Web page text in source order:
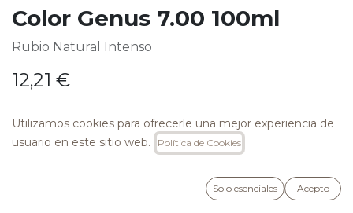
Color Genus 7.00 100ml
Rubio Natural Intenso
12,21 €
AÑADIR A LA CESTA
Utilizamos cookies para ofrecerle una mejor experiencia de
usuario en este sitio web.
Política de Cookies
Solo esenciales Acepto